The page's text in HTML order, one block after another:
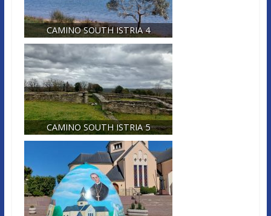
CAMINO SOUTH ISTRIA 4
CAMINO SOUTH ISTRIA 5